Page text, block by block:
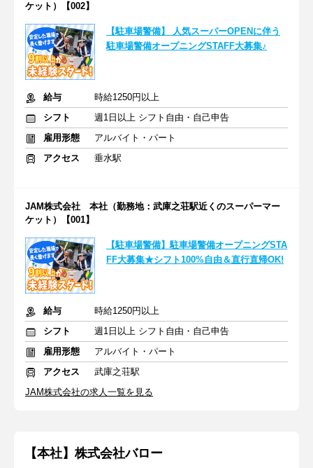
ケット）【002】
【駐車場警備】 人気スーパーOPENに伴う
駐車場警備オープニングSTAFF大募集♪
給与
時給1250円以上
シフト
週1日以上 シフト自由・自己申告
雇用形態
アルバイト・パート
アクセス
垂水駅
JAM株式会社 本社（勤務地：武庫之荘駅近くのスーパーマー
ケット）【001】
【駐車場警備】駐車場警備オープニングSTA
FF大募集★シフト100%自由＆直行直帰OK!
給与
時給1250円以上
シフト
週1日以上 シフト自由・自己申告
雇用形態
アルバイト・パート
アクセス
武庫之荘駅
JAM株式会社の求人一覧を見る
【本社】株式会社バロー